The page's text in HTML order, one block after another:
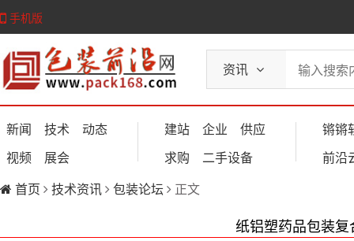
手机版
资讯
新闻 技术
动态
视频
展会
建站 企业
供应
求购
二手设备
锵锵
前沿
首页
技术资讯 包装论坛 正文
纸铝塑药品包装